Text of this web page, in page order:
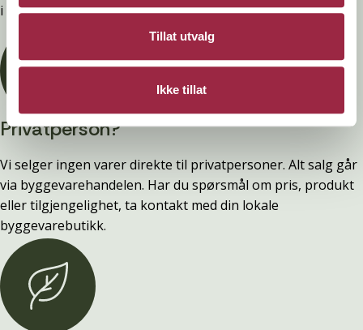
Tillat utvalg
Ikke tillat
i våre FDV-er.
Privatperson?
Vi selger ingen varer direkte til privatpersoner. Alt salg går
via byggevarehandelen. Har du spørsmål om pris, produkt
eller tilgjengelighet, ta kontakt med din lokale
byggevarebutikk.